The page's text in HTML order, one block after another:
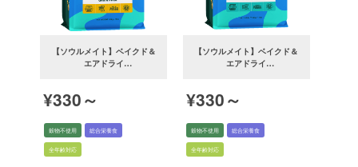
【ソウルメイト】ベイクド＆
エアドライ
¥330～
穀物不使用 総合栄養食
全年齢対応
【ソウルメイト】ベイクド＆
エアドライ
¥330～
穀物不使用 総合栄養食
全年齢対応